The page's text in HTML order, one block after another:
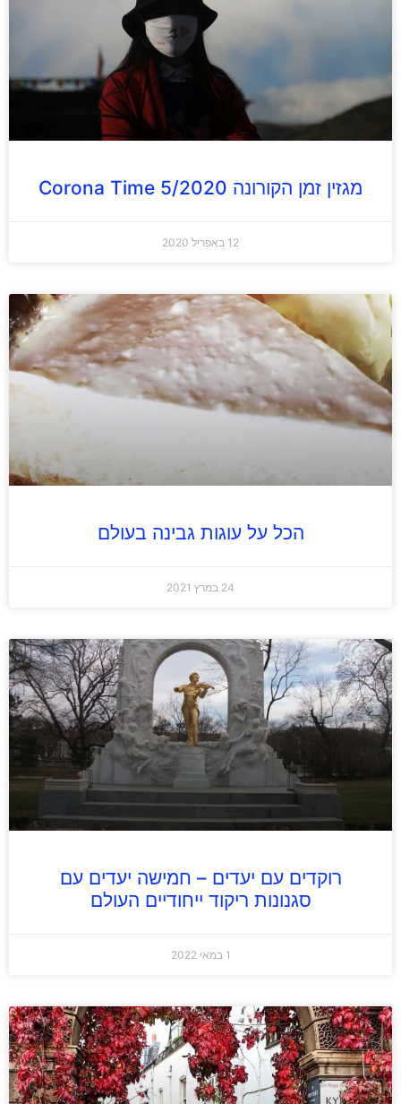
מגזין זמן הקורונה Corona Time 5/2020
12 באפריל 2020
הכל על עוגות גבינה בעולם
24 במרץ 2021
רוקדים עם יעדים – חמישה יעדים עם
סגנונות ריקוד ייחודיים העולם
1 במאי 2022